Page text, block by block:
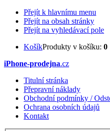
Přejít k hlavnímu menu
Přejít na obsah stránky
Přejít na vyhledávací pole
KošíkProdukty v košíku: 0
iPhone-prodejna.cz
Titulní stránka
Přepravní náklady
Obchodní podmínky /
Ochrana osobních údajů
Kontakt